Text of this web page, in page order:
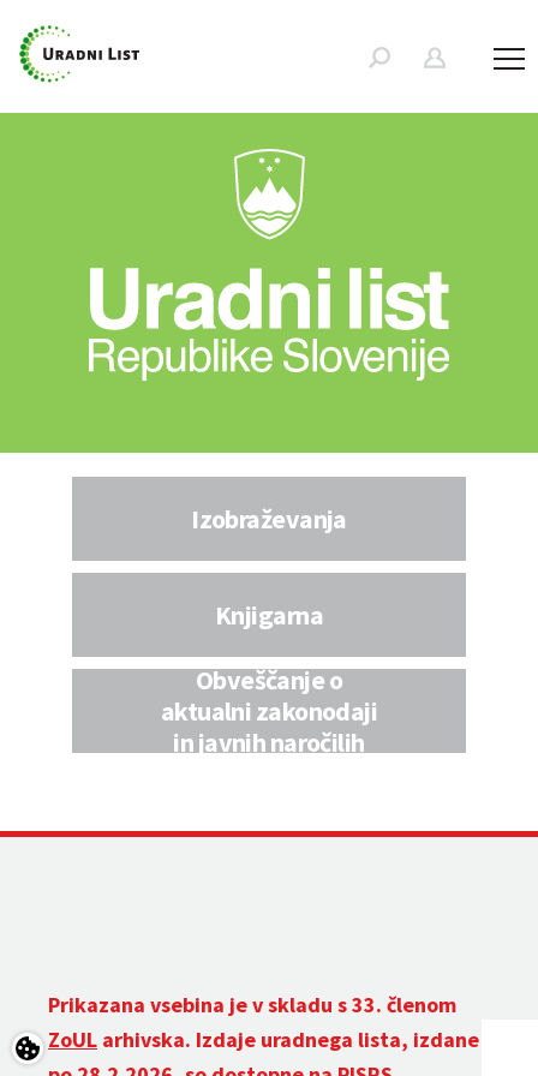
Izobraževanja
Knjigarna
Obveščanje o
aktualni zakonodaji
in javnih naročilih
Prikazana vsebina je v skladu s 33. členom
ZoUL arhivska. Izdaje uradnega lista, izdane